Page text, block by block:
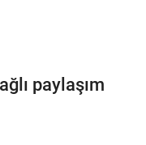
paylaşım